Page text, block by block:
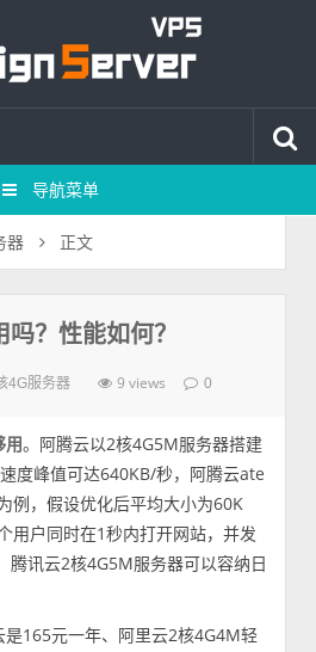
导航菜单
器 正文
？性能如何？
4G服务器 9 views 0
用。阿腾云以2核4G5M服务器搭建
度峰值可达640KB/秒，阿腾云ate
例，假设优化后平均大小为60K
用户同时在1秒内打开网站，并发
腾讯云2核4G5M服务器可以容纳日
是165元一年、阿里云2核4G4M轻